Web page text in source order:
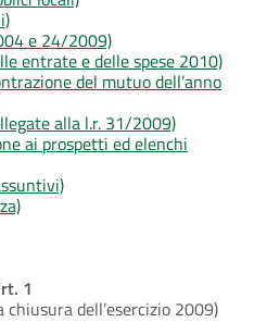
e 24/2009)
entrate e delle spese 2010)
del mutuo dell’anno
alla l.r. 31/2009)
ai prospetti ed elenchi
1
dell’esercizio 2009)